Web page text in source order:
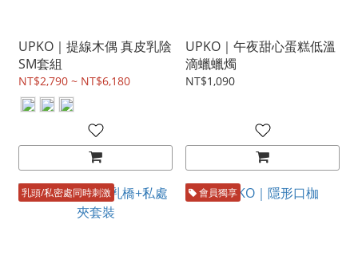
UPKO｜提線木偶 真皮乳陰
SM套組
NT$2,790 ~ NT$6,180
UPKO｜午夜甜心蛋糕低溫
滴蠟蠟燭
NT$1,090
乳頭/私密處同時刺激 會員獨享